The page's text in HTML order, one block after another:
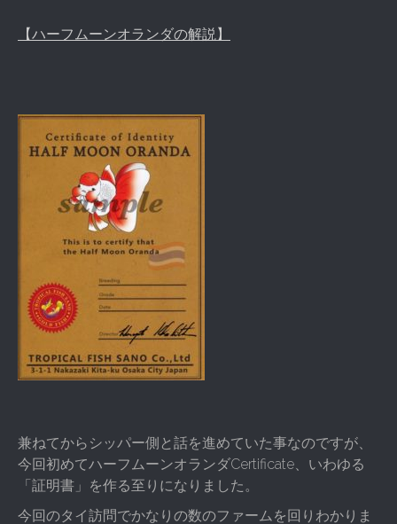
【ハーフムーンオランダの解説】
兼ねてからシッパー側と話を進めていた事なのですが、
今回初めてハーフムーンオランダCertificate、いわゆる
「証明書」を作る至りになりました。
今回のタイ訪問でかなりの数のファームを回りわかりま